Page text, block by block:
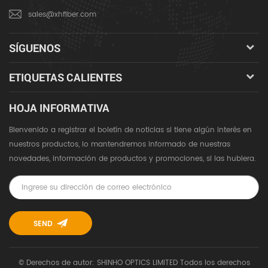
sales@xhfiber.com
SÍGUENOS
ETIQUETAS CALIENTES
HOJA INFORMATIVA
Bienvenido a registrar el boletín de noticias si tiene algún interés en
nuestros productos, lo mantendremos informado de nuestras
novedades, información de productos y promociones, si las hubiera.
© Derechos de autor: SHINHO OPTICS LIMITED Todos los derechos